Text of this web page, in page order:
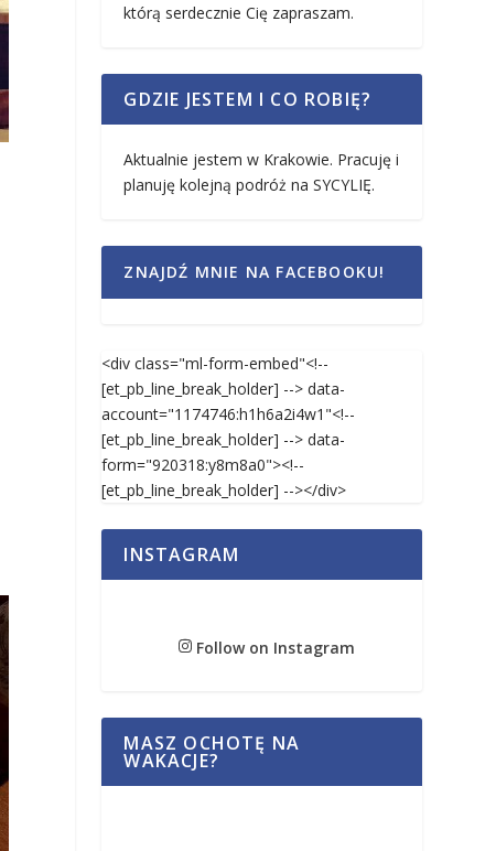
którą serdecznie Cię zapraszam.
GDZIE JESTEM I CO ROBIĘ?
Aktualnie jestem w Krakowie. Pracuję i
planuję kolejną podróż na SYCYLIĘ.
ZNAJDŹ MNIE NA FACEBOOKU!
<div class="ml-form-embed"<!--
[et_pb_line_break_holder] --> data-
account="1174746:h1h6a2i4w1"<!--
[et_pb_line_break_holder] --> data-
form="920318:y8m8a0"><!--
[et_pb_line_break_holder] --></div>
INSTAGRAM
Follow on Instagram
MASZ OCHOTĘ NA
WAKACJE?